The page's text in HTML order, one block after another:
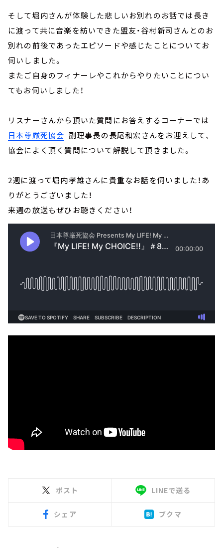
そして堀内さんが体験した悲しいお別れのお話では長き
に渡って共に音楽を紡いできた盟友・谷村新司さんとのお
別れの前後であったエピソードや感じたことについてお
伺いしました。
またご自身のフィナーレやこれからやりたいことについ
てもお伺いしました！
リスナーさんから頂いた質問にお答えするコーナーでは
日本尊厳死協会 副理事長の長尾和宏さんをお迎えして、
協会によく頂く質問について解説して頂きました。
2週に渡って堀内孝雄さんに貴重なお話を伺いました！あ
りがとうございました！
来週の放送もぜひお聴きください！
ポスト LINEで送る
シェア ブクマ